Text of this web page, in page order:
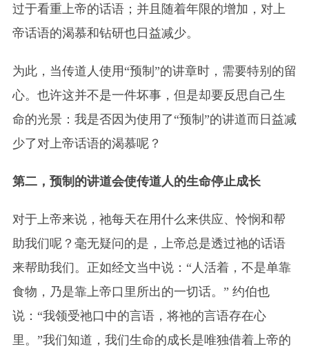
过于看重上帝的话语；并且随着年限的增加，对上
帝话语的渴慕和钻研也日益减少。
为此，当传道人使用“预制”的讲章时，需要特别的留
心。也许这并不是一件坏事，但是却要反思自己生
命的光景：我是否因为使用了“预制 ”的讲道而日益减
少了对上帝话语的渴慕呢？
第二，预制的讲道会使传道人的生命停止成长
对于上帝来说，祂每天在用什么来供应、怜悯和帮
助我们呢？毫无疑问的是，上帝总是透过祂的话语
来帮助我们。正如经文当中说：“人活着，不是单靠
食物，乃是靠上帝口里所出的一切话。” 约伯也
说：“我领受祂口中的言语，将祂的言语存在心
里。”我们知道，我们生命的成长是唯独借着上帝的